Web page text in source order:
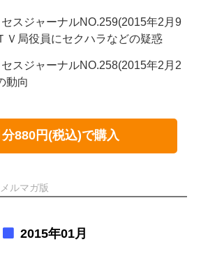
スジャーナルNO.259(2015年2月9
Ｖ局役員にセクハラなどの疑惑
スジャーナルNO.258(2015年2月2
動向
880円(税込)で購入
ルマガ版
2015年01月